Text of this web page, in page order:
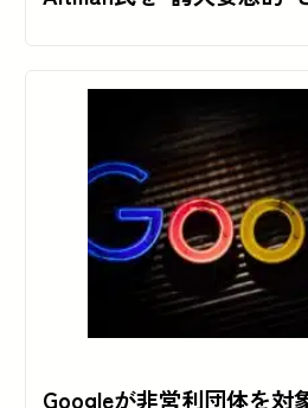
Googleが非営利団体を対